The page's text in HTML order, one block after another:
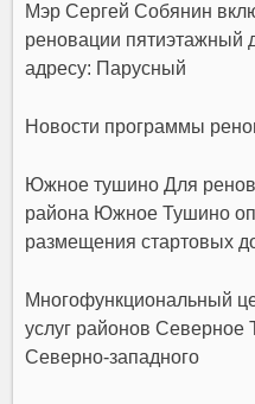
Мэр Сергей Собянин
реновации пятиэтажный
адресу: Парусный
Новости программы
Южное тушино Для
района Южное Тушино
размещения стартовых
Многофункциональный
услуг районов
Северно-западного